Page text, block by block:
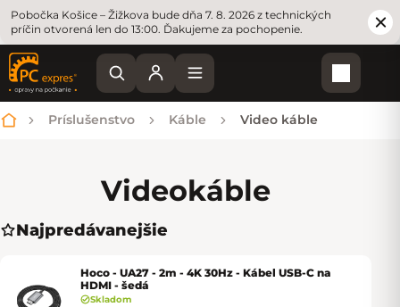
Pobočka Košice – Žižkova bude dňa 7. 8. 2026 z technických
príčin otvorená len do 13:00. Ďakujeme za pochopenie.
Domov
Príslušenstvo Káble Video káble
Videokáble
Najpredávanejšie
Hoco - UA27 - 2m - 4K 30Hz - Kábel USB-C na
HDMI - šedá
Skladom